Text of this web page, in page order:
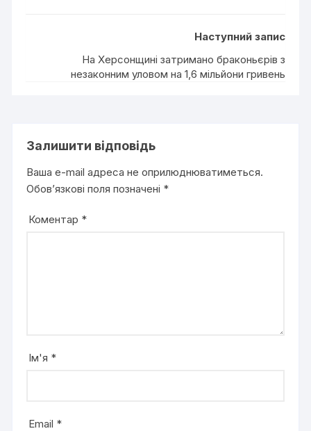
Наступний запис
На Херсонщині затримано браконьєрів з
незаконним уловом на 1,6 мільйони гривень
Залишити відповідь
Ваша e-mail адреса не оприлюднюватиметься.
Обов’язкові поля позначені *
Коментар *
Ім'я *
Email *